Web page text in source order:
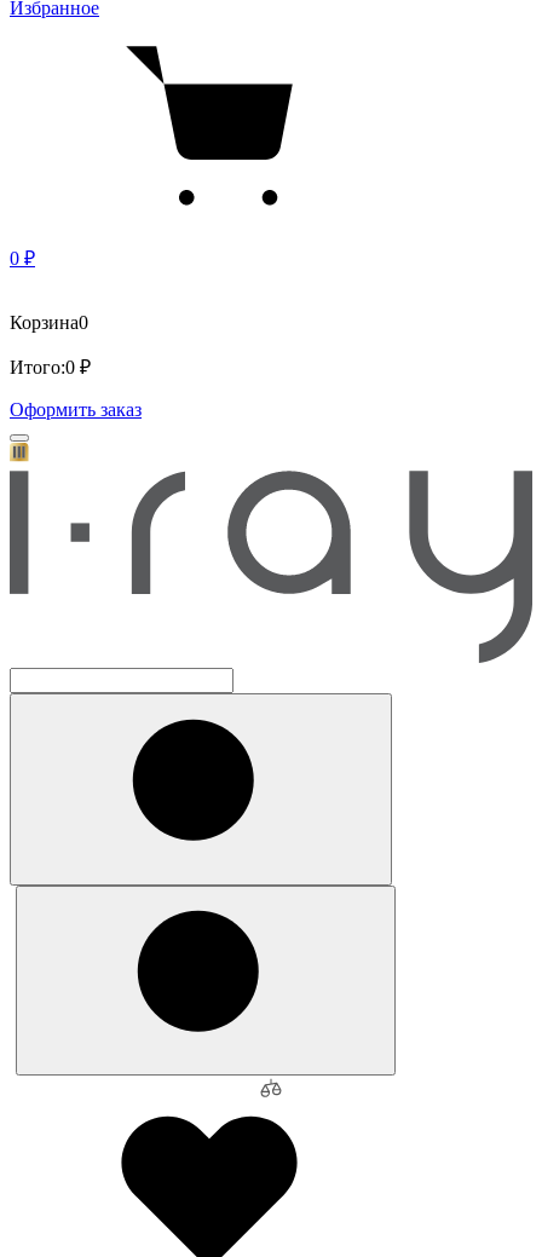
Избранное
0 ₽
Корзина0
Итого:0 ₽
Оформить заказ